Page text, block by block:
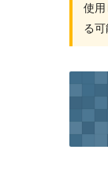
使用
る可